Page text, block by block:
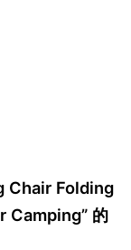
Chair Folding
Camping” 的